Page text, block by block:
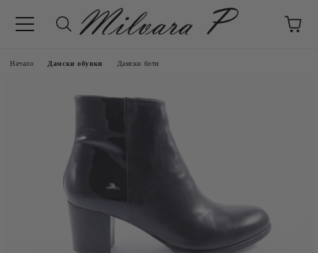
Начало Дамски обувки Дамски боти